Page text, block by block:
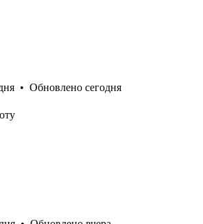
• Обновлено сегодня